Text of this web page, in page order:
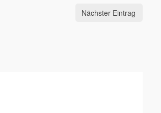
Nächster Eintrag